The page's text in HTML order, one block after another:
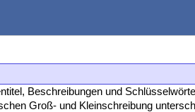
Beschreibungen und
Groß- und Kleinschreibung